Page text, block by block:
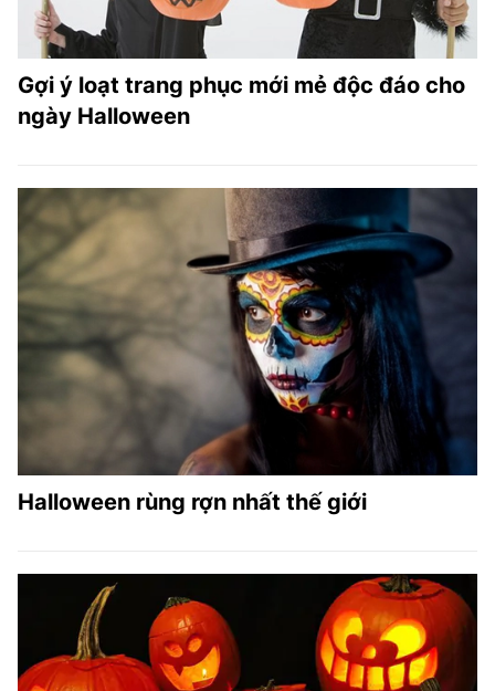
Gợi ý loạt trang phục mới mẻ độc đáo cho
ngày Halloween
Halloween rùng rợn nhất thế giới